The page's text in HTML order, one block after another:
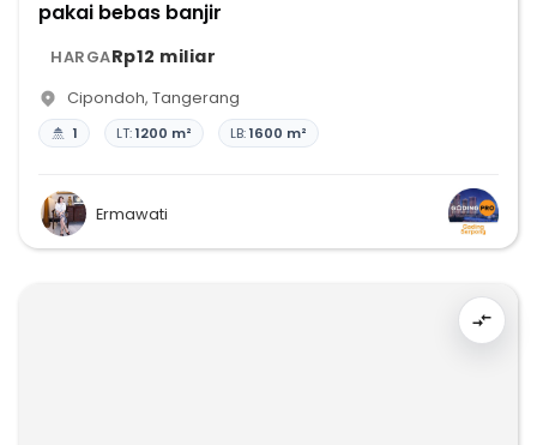
pakai bebas banjir
HARGARp12 miliar
Cipondoh, Tangerang
1 LT:1200 m² LB:1600 m²
Ermawati